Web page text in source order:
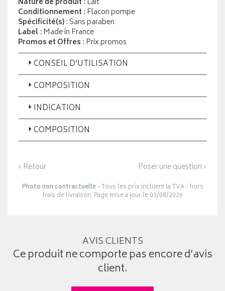
Conditionnement : Flacon pompe
Spécificité(s): Sans paraben
Label: Made in France
Promos et Offres : Prix promos
CONSEIL D’UTILISATION
COMPOSITION
INDICATION
COMPOSITION
‹ Retour Poser une question ›
Photo non contractuelle- Tous les prix incluent la TVA - hors
frais de livraison. Page mise à jour le 03/08/2026
AVIS CLIENTS
Ce produit ne comporte pas encore d’avis
client.